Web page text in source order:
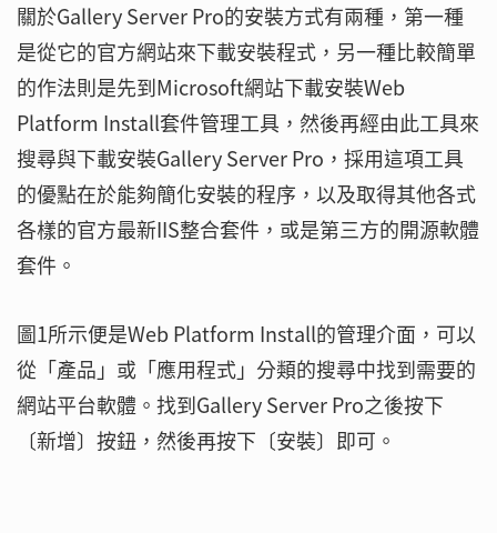
關於Gallery Server Pro的安裝方式有兩種，第一種
是從它的官方網站來下載安裝程式，另一種比較簡單
的作法則是先到Microsoft網站下載安裝Web
Platform Install套件管理工具，然後再經由此工具來
搜尋與下載安裝Gallery Server Pro，採用這項工具
的優點在於能夠簡化安裝的程序，以及取得其他各式
各樣的官方最新IIS整合套件，或是第三方的開源軟體
套件。
圖1所示便是Web Platform Install的管理介面，可以
從「產品」或「應用程式」分類的搜尋中找到需要的
網站平台軟體。找到Gallery Server Pro之後按下
〔新增〕按鈕，然後再按下〔安裝〕即可。